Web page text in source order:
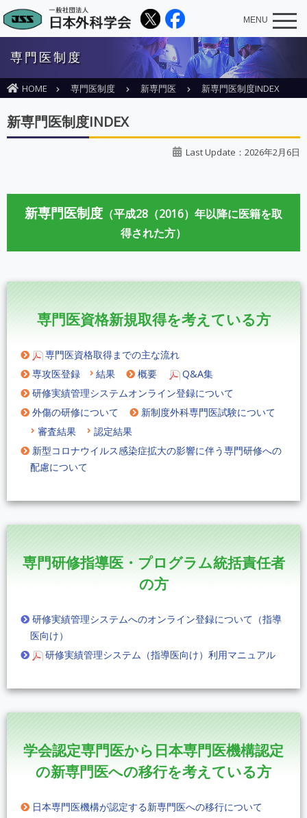
MENU
専門医制度
HOME 専門医制度 新専門医 新専門医制度INDEX
新専門医制度INDEX
Last Update：2026年2月6日
新専門医制度 （平成28（2016）年以降に医籍を取
得された方）
専門医資格新規取得を考えている方
専門医資格取得までの主な流れ
専攻医登録
結果 概要
Q&A集
研修実績管理システムオンライン登録について
外傷の研修について
新制度外科専門医試験について
審査結果
認定結果
新型コロナウイルス感染症拡大の影響に伴う専門研修への
配慮について
専門研修指導医・プログラム統括責任者
の方
研修実績管理システムへのオンライン登録について（指導
医向け）
研修実績管理システム（指導医向け）利用マニュアル
学会認定専門医から日本専門医機構認定
の新専門医への移行を考えている方
日本専門医機構が認定する新専門医への移行について